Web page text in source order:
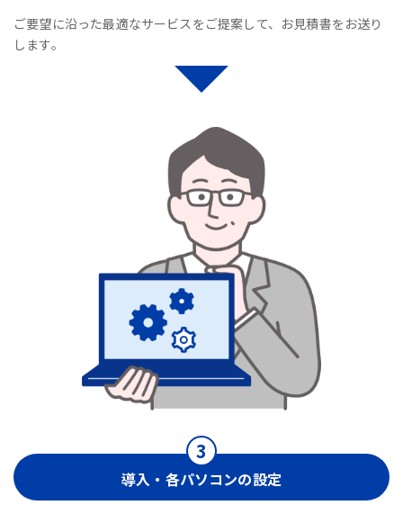
ご要望に沿った最適なサービスをご提案して、お見積書をお送り
します。
導入・各パソコンの設定